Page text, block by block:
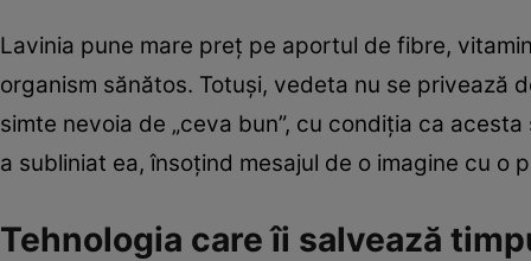
Lavinia pune mare preț pe aportul de fibre,
organism sănătos. Totuși, vedeta nu se privează
simte nevoia de „ceva bun”, cu condiția ca
a subliniat ea, însoțind mesajul de o imagine cu
Tehnologia care îi salvează